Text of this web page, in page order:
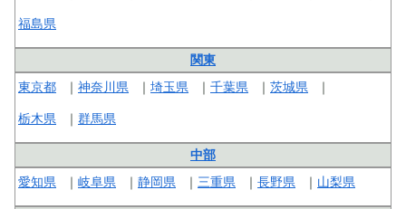
福島県
関東
東京都
神奈川県 埼玉県 千葉県 茨城県
栃木県 群馬県
中部
愛知県
岐阜県 静岡県 三重県 長野県 山梨県